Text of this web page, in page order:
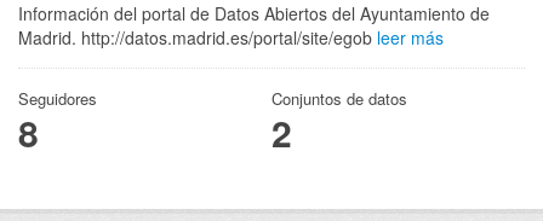
Información del portal de Datos Abiertos del Ayuntamiento de
Madrid. http://datos.madrid.es/portal/site/egob leer más
Seguidores
8
Conjuntos de datos
2